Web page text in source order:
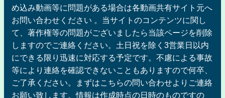
め込み動画等に問題がある場合は各動画共有サイト元へ
お問い合わせください 。当サイトのコンテンツに関し
て、著作権等の問題がございましたら当該ページを削除
しますのでご連絡ください。土日祝を除く3営業日以内
にできる限り迅速に対応する予定です。不慮による事故
等により連絡を確認できないこともありますので何卒、
ご了承ください。まずはこちらの問い合わせよりご連絡
お願い致します。情報は作成時点の日時のものですの